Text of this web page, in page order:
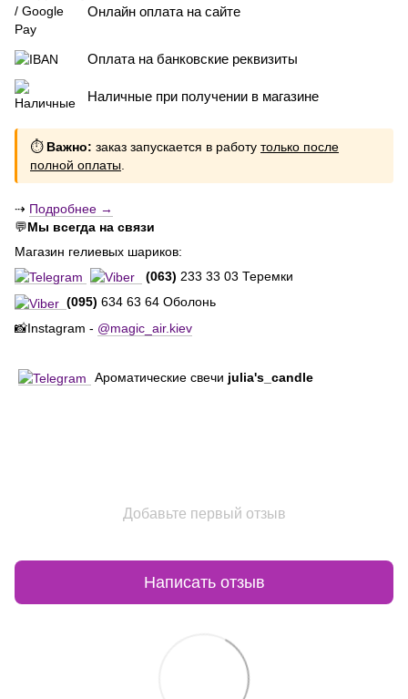
Онлайн оплата на сайте
Оплата на банковские реквизиты
Наличные при получении в магазине
⏱ Важно: заказ запускается в работу только после
полной оплаты
⇢ Подробнее →
💬Мы всегда на связи
Магазин гелиевых шариков:
(063) 233 33 03 Теремки
(095) 634 63 64 Оболонь
📸Instagram - @magic_air.kiev
Ароматические свечи julia's_candle
Добавьте первый отзыв
Написать отзыв